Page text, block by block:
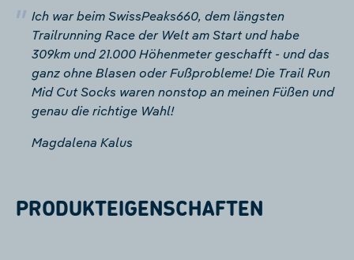
Ich war beim SwissPeaks660, dem längsten
Trailrunning Race der Welt am Start und habe
309km und 21.000 Höhenmeter geschafft - und das
ganz ohne Blasen oder Fußprobleme! Die Trail Run
Mid Cut Socks waren nonstop an meinen Füßen und
genau die richtige Wahl!
Magdalena Kalus
PRODUKTEIGENSCHAFTEN